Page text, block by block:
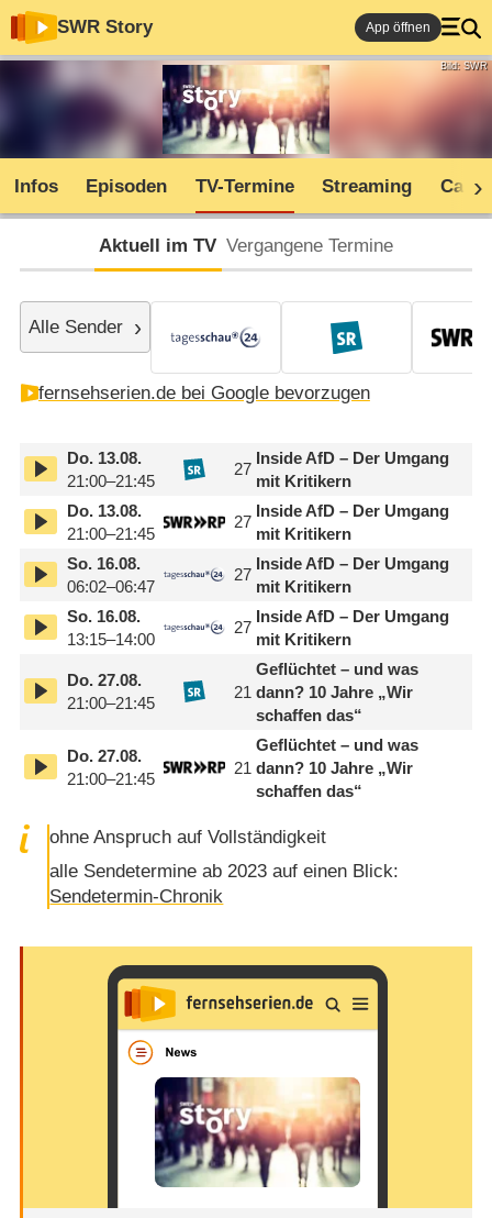
SWR Story App öffnen
Bild: SWR
Infos Episoden TV-Termine Streaming Cast
Aktuell im TV Vergangene Termine
Alle Sender
fernsehserien.de bei Google bevorzugen
Do.13.08.
21:00–21:45
27
Inside AfD – Der Umgang
mit Kritikern
Do.13.08.
21:00–21:45
27
Inside AfD – Der Umgang
mit Kritikern
So.16.08.
06:02–06:47
27
Inside AfD – Der Umgang
mit Kritikern
So.16.08.
13:15–14:00
27
Inside AfD – Der Umgang
mit Kritikern
Do.27.08.
21:00–21:45
21
Geflüchtet – und was
dann? 10 Jahre „Wir
schaffen das“
Do.27.08.
21:00–21:45
21
Geflüchtet – und was
dann? 10 Jahre „Wir
schaffen das“
ohne Anspruch auf Vollständigkeit
alle Sendetermine ab 2023 auf einen Blick:
Sendetermin-Chronik